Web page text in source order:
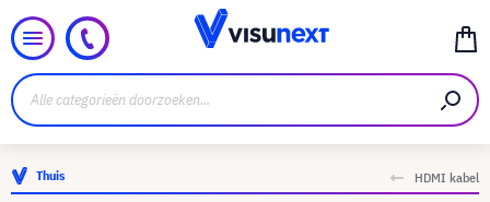
Thuis HDMI kabel